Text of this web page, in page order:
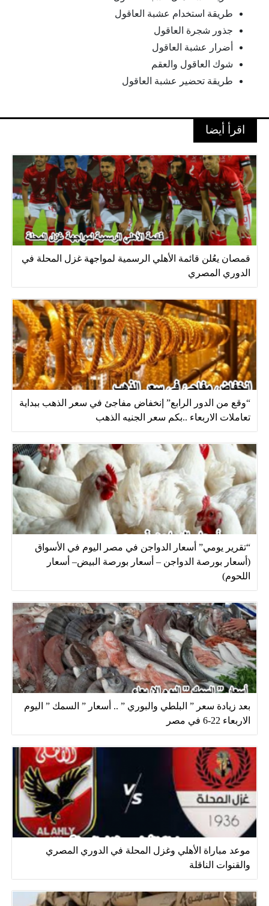
طريقة استخدام عشبة العاقول
جذور شجرة العاقول
أضرار عشبة العاقول
شوك العاقول والعقم
طريقة تحضير عشبة العاقول
اقرأ أيضا
قمصان يعُلن قائمة الأهلي الرسمية لمواجهة غزل المحلة في
الدوري المصري
“وقع من الدور الرابع” إنخفاض مفاجئ في سعر الذهب ببداية
تعاملات الاربعاء ..بكم سعر الجنيه الذهب
“تقرير يومي” أسعار الدواجن في مصر اليوم في الأسواق
(أسعار بورصة الدواجن – أسعار بورصة البيض– أسعار
اللحوم)
بعد زيادة سعر ” البلطي والبوري ” .. أسعار ” السمك ” اليوم
الاربعاء 22-6 في مصر
موعد مباراة الأهلي وغزل المحلة في الدوري المصري
والقنوات الناقلة